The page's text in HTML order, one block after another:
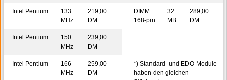
Intel Pentium
133
MHz
219,00
DM
DIMM
168-pin
32
MB
289,00
DM
Intel Pentium
150
MHz
239,00
DM
Intel Pentium
166
MHz
259,00
DM
*) Standard- und EDO-Module
haben den gleichen